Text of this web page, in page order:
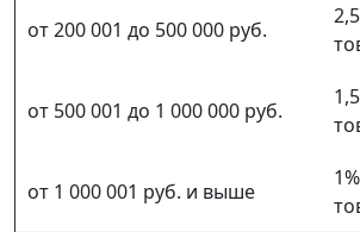
от 200 001 до 500 000 руб.
от 500 001 до 1 000 000 руб.
от 1 000 001 руб. и выше